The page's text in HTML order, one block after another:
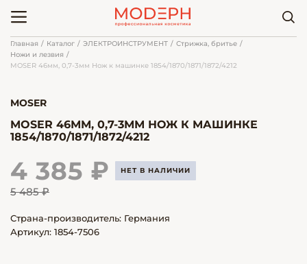
Главная Каталог ЭЛЕКТРОИНСТРУМЕНТ
Стрижка, бритье
Ножи и лезвия
MOSER 46мм, 0,7-3мм Нож к машинке 1854/1870/1871/1872/4212
MOSER
MOSER 46ММ, 0,7-3ММ НОЖ К МАШИНКЕ
1854/1870/1871/1872/4212
4 385 ₽
5 485 ₽
НЕТ В НАЛИЧИИ
Страна-производитель: Германия
Артикул: 1854-7506